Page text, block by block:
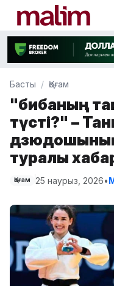
Басты Қоғам
"Әбибаның
түсті?" –
туралы
Қоғам 25 наурыз, 2026•